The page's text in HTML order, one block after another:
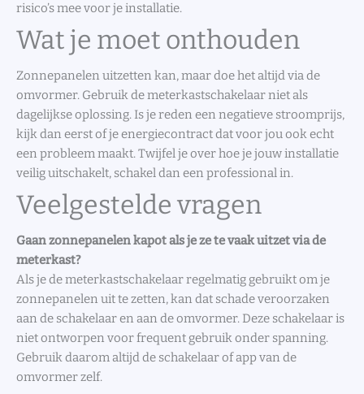
risico’s mee voor je installatie.
Wat je moet onthouden
Zonnepanelen uitzetten kan, maar doe het altijd via de
omvormer. Gebruik de meterkastschakelaar niet als
dagelijkse oplossing. Is je reden een negatieve stroomprijs,
kijk dan eerst of je energiecontract dat voor jou ook echt
een probleem maakt. Twijfel je over hoe je jouw installatie
veilig uitschakelt, schakel dan een professional in.
Veelgestelde vragen
Gaan zonnepanelen kapot als je ze te vaak uitzet via de
meterkast?
Als je de meterkastschakelaar regelmatig gebruikt om je
zonnepanelen uit te zetten, kan dat schade veroorzaken
aan de schakelaar en aan de omvormer. Deze schakelaar is
niet ontworpen voor frequent gebruik onder spanning.
Gebruik daarom altijd de schakelaar of app van de
omvormer zelf.